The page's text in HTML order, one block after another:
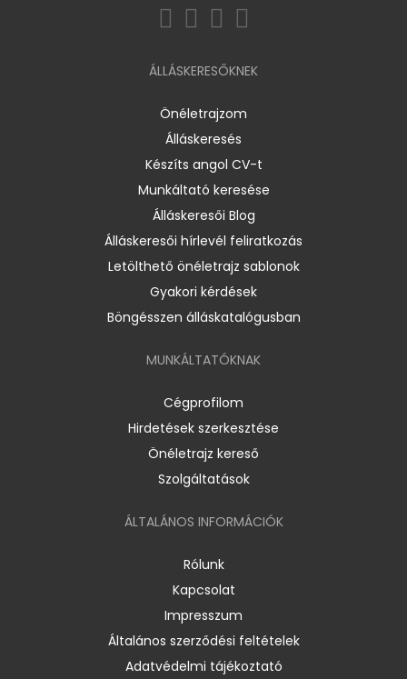
ÁLLÁSKERESŐKNEK
Önéletrajzom
Álláskeresés
Készíts angol CV-t
Munkáltató keresése
Álláskeresői Blog
Álláskeresői hírlevél feliratkozás
Letölthető önéletrajz sablonok
Gyakori kérdések
Böngésszen álláskatalógusban
MUNKÁLTATÓKNAK
Cégprofilom
Hirdetések szerkesztése
Önéletrajz kereső
Szolgáltatások
ÁLTALÁNOS INFORMÁCIÓK
Rólunk
Kapcsolat
Impresszum
Általános szerződési feltételek
Adatvédelmi tájékoztató